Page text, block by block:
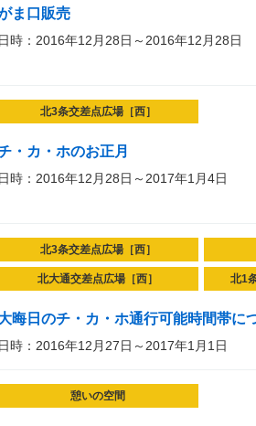
ま口販売
日時：2016年12月28日～2016年12月28日
北3条交差点広場［西］
・カ・ホのお正月
日時：2016年12月28日～2017年1月4日
北3条交差点広場［西］
北大通交差点広場［西］ 北1
晦日のチ・カ・ホ通行可能時間帯に
日時：2016年12月27日～2017年1月1日
憩いの空間